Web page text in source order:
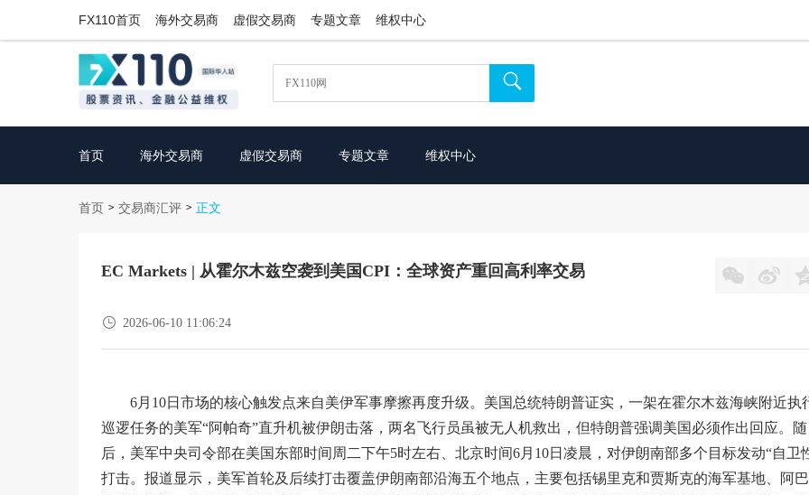
FX110首页 海外交易商 虚假交易商 专题文章 维权中心

首页 海外交易商 虚假交易商 专题文章 维权中心
首页 > 交易商汇评 > 正文
EC Markets | 从霍尔木兹空袭到美国CPI：全球资产重回高利率交易  
 2026-06-10 11:06:24
6月10日市场的核心触发点来自美伊军事摩擦再度升级。美国总统特朗普证实，一架在霍尔木兹海峡附近执
巡逻任务的美军“阿帕奇”直升机被伊朗击落，两名飞行员虽被无人机救出，但特朗普强调美国必须作出回应。随
后，美军中央司令部在美国东部时间周二下午5时左右、北京时间6月10日凌晨，对伊朗南部多个目标发动“自卫
打击。报道显示，美军首轮及后续打击覆盖伊朗南部沿海五个地点，主要包括锡里克和贾斯克的海军基地、阿